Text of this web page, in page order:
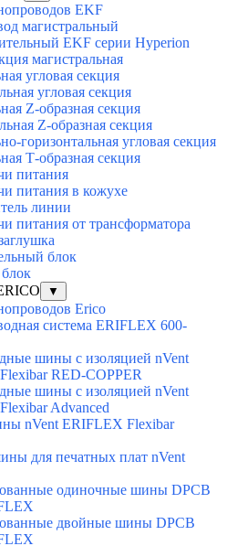
EKF
магистральный
EKF серии Hyperion
магистральная
угловая секция
угловая секция
Z-образная секция
Z-образная секция
горизонтальная угловая секция
Т-образная секция
питания
питания в кожухе
линии
питания от трансформатора
блок
▼
Erico
система ERIFLEX 600-
шины с изоляцией nVent
RED-COPPER
шины с изоляцией nVent
Advanced
nVent ERIFLEX Flexibar
для печатных плат nVent
одиночные шины DPCB
двойные шины DPCB